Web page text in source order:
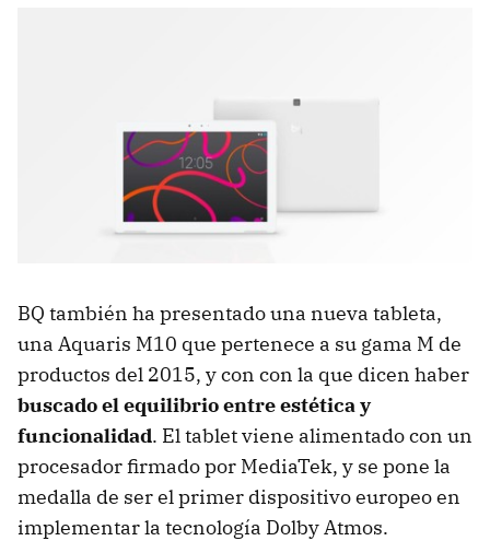
BQ también ha presentado una nueva tableta,
una Aquaris M10 que pertenece a su gama M de
productos del 2015, y con con la que dicen haber
buscado el equilibrio entre estética y
funcionalidad. El tablet viene alimentado con un
procesador firmado por MediaTek, y se pone la
medalla de ser el primer dispositivo europeo en
implementar la tecnología Dolby Atmos.